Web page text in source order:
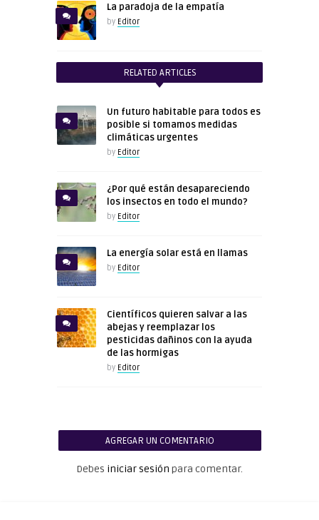
La paradoja de la empatía
by Editor
RELATED ARTICLES
Un futuro habitable para todos es
posible si tomamos medidas
climáticas urgentes
by Editor
¿Por qué están desapareciendo
los insectos en todo el mundo?
by Editor
La energía solar está en llamas
by Editor
Científicos quieren salvar a las
abejas y reemplazar los
pesticidas dañinos con la ayuda
de las hormigas
by Editor
AGREGAR UN COMENTARIO
Debes iniciar sesión para comentar.